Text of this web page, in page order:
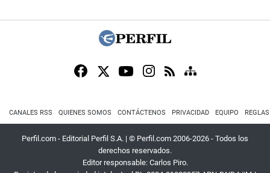
CANALES RSS QUIENES SOMOS CONTÁCTENOS PRIVACIDAD EQUIPO
Perfil.com - Editorial Perfil S.A. | © Perfil.com 2006-2026 - Todos los
derechos reservados.
Editor responsable: Carlos Piro.